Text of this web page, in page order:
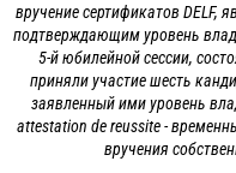
вручение сертификатов
подтверждающим уровень
5-й юбилейной сессии,
приняли участие шесть
заявленный ими уровень
attestation de reussite -
вручения